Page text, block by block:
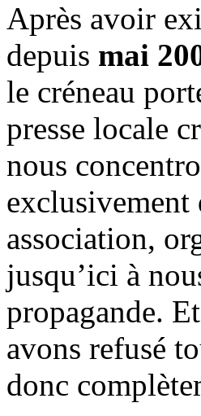
Après avoir
depuis mai
le créneau
presse locale
nous
exclusivement
association,
jusqu’ici à
propagande.
avons refusé
donc